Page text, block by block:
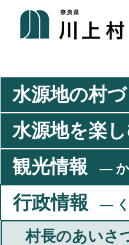
水源地の村づ
水源地を楽
観光情報 ― か
行政情報 ―
村長のあいさ